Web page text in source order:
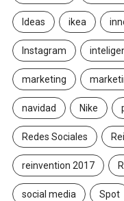
Ideas ikea
Instagram
marketing
navidad Nike
Redes Sociales
reinvention 2017
social media Spot